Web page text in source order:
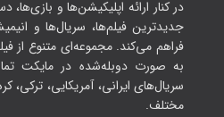
در کنار ارائه اپلیکیشن‌ها و
جدیدترین فیلم‌ها، سریال‌ها و
فراهم می‌کند. مجموعه‌ای متنوع از
به صورت دوبله‌شده در مایکت
سریال‌های ایرانی، آمریکایی، ترکی،
مختلف.